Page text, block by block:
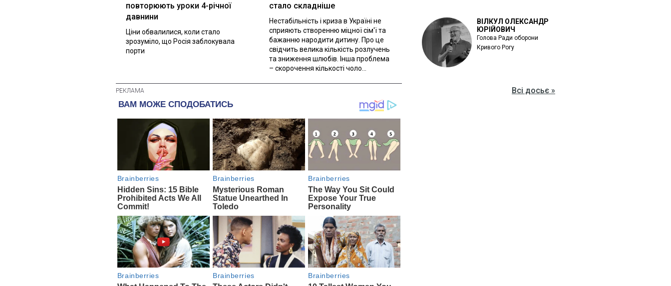
повторюють уроки 4-річної
давнини
Ціни обвалилися, коли стало
зрозуміло, що Росія заблокувала
порти
стало складніше
Нестабільність і криза в Україні не
сприяють створенню міцної сім'ї та
бажанню народити дитину. Про це
свідчить велика кількість розлучень
та зниження шлюбів. Інша проблема
– скорочення кількості чоло...
ВІЛКУЛ ОЛЕКСАНДР
ЮРІЙОВИЧ
Голова Ради оборони
Кривого Рогу
Всі досьє »